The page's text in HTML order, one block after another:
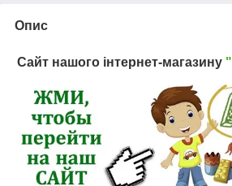
Опис
Сайт нашого інтернет-магазину "